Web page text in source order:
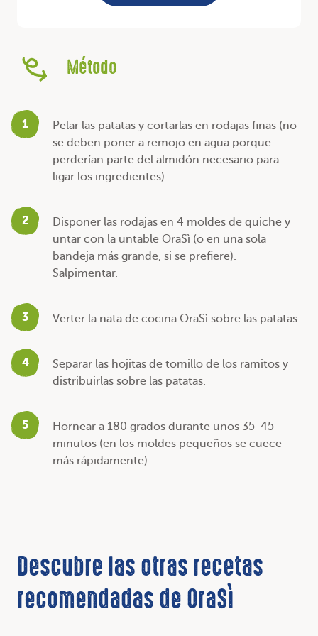
Método
1
Pelar las patatas y cortarlas en rodajas finas (no
se deben poner a remojo en agua porque
perderían parte del almidón necesario para
ligar los ingredientes).
2
Disponer las rodajas en 4 moldes de quiche y
untar con la untable OraSì (o en una sola
bandeja más grande, si se prefiere).
Salpimentar.
3 Verter la nata de cocina OraSì sobre las patatas.
4
Separar las hojitas de tomillo de los ramitos y
distribuirlas sobre las patatas.
5
Hornear a 180 grados durante unos 35-45
minutos (en los moldes pequeños se cuece
más rápidamente).
Descubre las otras recetas
recomendadas de OraSì